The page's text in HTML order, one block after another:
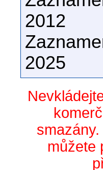
2012
2025
můžete